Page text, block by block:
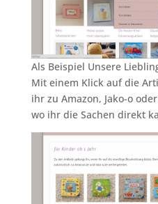
Als Beispiel Unsere
Mit einem Klick auf die
ihr zu Amazon, Jako-o
wo ihr die Sachen direkt